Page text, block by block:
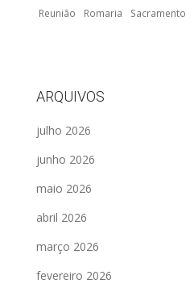
Reunião Romaria Sacramento
ARQUIVOS
julho 2026
junho 2026
maio 2026
abril 2026
março 2026
fevereiro 2026